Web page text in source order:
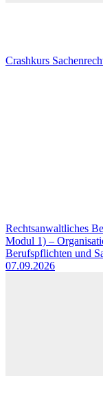
Crashkurs
Rechtsanwaltliches
Modul 1) –
Berufspflichten und
07.09.2026